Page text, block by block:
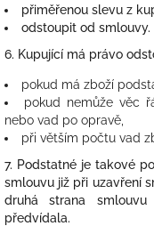
přiměřenou slevu z
odstoupit od smlouvy.
6. Kupující má právo
pokud má zboží
pokud nemůže věc
nebo vad po opravě,
při větším počtu vad
7. Podstatné je takové
smlouvu již při uzavření
druhá strana
předvídala.